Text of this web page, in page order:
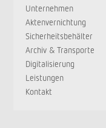
Unternehmen
Aktenvernichtung
Sicherheitsbehälter
Archiv & Transporte
Digitalisierung
Leistungen
Kontakt